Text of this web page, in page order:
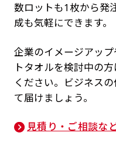
数ロットも1枚から発
成も気軽にできます。
企業のイメージアッ
トタオルを検討中の
ください。ビジネス
て届けましょう。
見積り・ご相談な